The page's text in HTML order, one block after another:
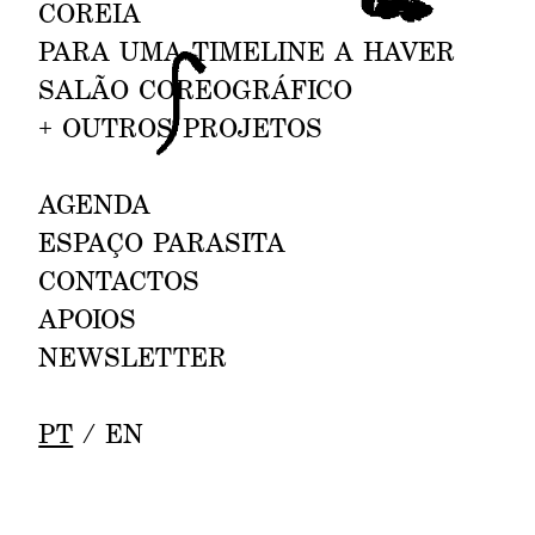
COREIA
PARA UMA TIMELINE AHAVER
SALÃO COREOGRÁFICO
+ OUTROS PROJETOS
AGENDA
ESPAÇO PARASITA
CONTACTOS
APOIOS
NEWSLETTER
PT /EN
INVISÍVEL OU DANÇAR COM O
CORPO INTEIRO
COM LUÍS GUERRA.
FORUM DANÇA, ESPAÇO DA
PENHA, LISBOA.
20—23.10
AULA
JOÃO DOS SANTOS MARTINS,